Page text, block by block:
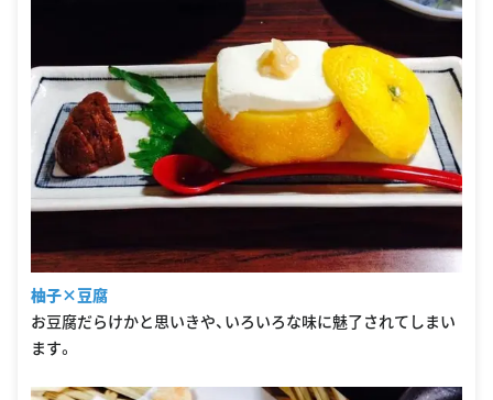
柚子×豆腐
お豆腐だらけかと思いきや、いろいろな味に魅了されてしまい
ます。